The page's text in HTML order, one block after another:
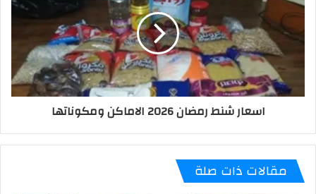
اسعار شنط رمضان 2026 الاماكن ومكوناتها
مقالات ذات صلة